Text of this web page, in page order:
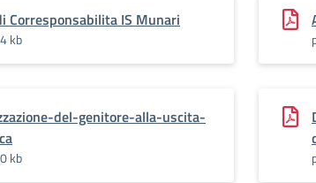
Corresponsabilita IS Munari
kb
del-genitore-alla-uscita-
kb